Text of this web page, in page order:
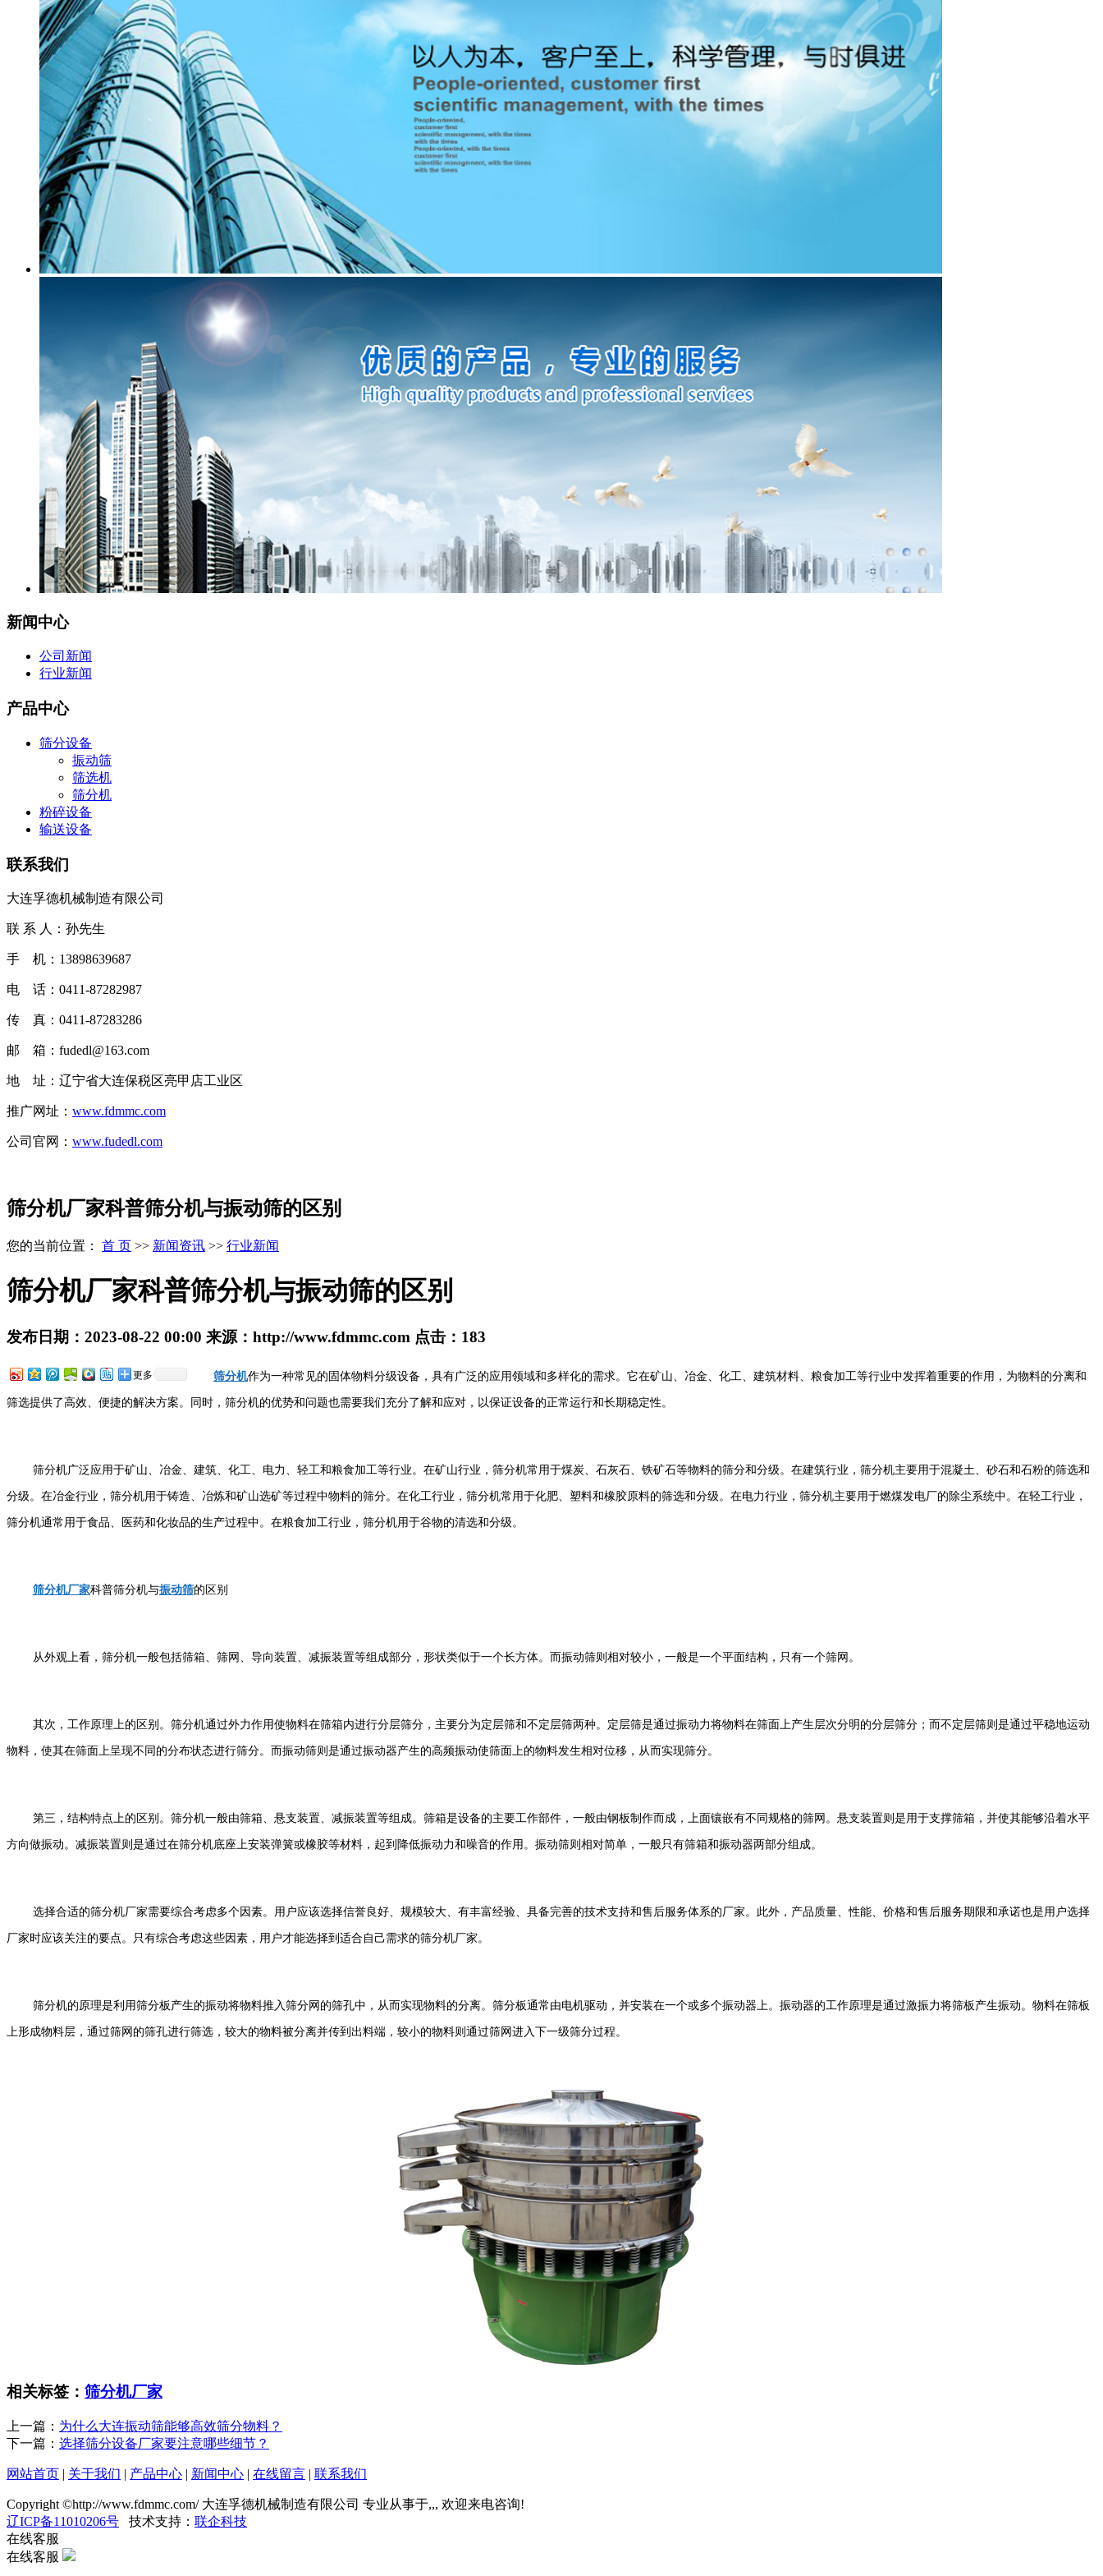
新闻中心
公司新闻
行业新闻
产品中心
筛分设备
振动筛
筛选机
筛分机
粉碎设备
输送设备
联系我们
大连孚德机械制造有限公司
联 系 人：孙先生
手 机：13898639687
电 话：0411-87282987
传 真：0411-87283286
邮 箱：fudedl@163.com
地 址：辽宁省大连保税区亮甲店工业区
推广网址： www.fdmmc.com
公司官网： www.fudedl.com
筛分机厂家科普筛分机与振动筛的区别
您的当前位置： 首 页 >> 新闻资讯 >> 行业新闻
筛分机厂家科普筛分机与振动筛的区别
发布日期： 2023-08-22 00:00 来源： http://www.fdmmc.com 点击： 183
更多 筛分机作为一种常见的固体物料分级设备，具有广泛的应用领域和多样化的需求。它在矿山、冶金、化工、建筑材料、粮食加工等行业中发挥着重要的作用，为物料的分离和
筛选提供了高效、便捷的解决方案。同时，筛分机的优势和问题也需要我们充分了解和应对，以保证设备的正常运行和长期稳定性。
筛分机广泛应用于矿山、冶金、建筑、化工、电力、轻工和粮食加工等行业。在矿山行业，筛分机常用于煤炭、石灰石、铁矿石等物料的筛分和分级。在建筑行业，筛分机主要用于混凝土、砂石和石粉的筛选和
分级。在冶金行业，筛分机用于铸造、冶炼和矿山选矿等过程中物料的筛分。在化工行业，筛分机常用于化肥、塑料和橡胶原料的筛选和分级。在电力行业，筛分机主要用于燃煤发电厂的除尘系统中。在轻工行业，
筛分机通常用于食品、医药和化妆品的生产过程中。在粮食加工行业，筛分机用于谷物的清选和分级。
筛分机厂家科普筛分机与振动筛的区别
从外观上看，筛分机一般包括筛箱、筛网、导向装置、减振装置等组成部分，形状类似于一个长方体。而振动筛则相对较小，一般是一个平面结构，只有一个筛网。
其次，工作原理上的区别。筛分机通过外力作用使物料在筛箱内进行分层筛分，主要分为定层筛和不定层筛两种。定层筛是通过振动力将物料在筛面上产生层次分明的分层筛分；而不定层筛则是通过平稳地运动
物料，使其在筛面上呈现不同的分布状态进行筛分。而振动筛则是通过振动器产生的高频振动使筛面上的物料发生相对位移，从而实现筛分。
第三，结构特点上的区别。筛分机一般由筛箱、悬支装置、减振装置等组成。筛箱是设备的主要工作部件，一般由钢板制作而成，上面镶嵌有不同规格的筛网。悬支装置则是用于支撑筛箱，并使其能够沿着水平
方向做振动。减振装置则是通过在筛分机底座上安装弹簧或橡胶等材料，起到降低振动力和噪音的作用。振动筛则相对简单，一般只有筛箱和振动器两部分组成。
选择合适的筛分机厂家需要综合考虑多个因素。用户应该选择信誉良好、规模较大、有丰富经验、具备完善的技术支持和售后服务体系的厂家。此外，产品质量、性能、价格和售后服务期限和承诺也是用户选择
厂家时应该关注的要点。只有综合考虑这些因素，用户才能选择到适合自己需求的筛分机厂家。
筛分机的原理是利用筛分板产生的振动将物料推入筛分网的筛孔中，从而实现物料的分离。筛分板通常由电机驱动，并安装在一个或多个振动器上。振动器的工作原理是通过激振力将筛板产生振动。物料在筛板
上形成物料层，通过筛网的筛孔进行筛选，较大的物料被分离并传到出料端，较小的物料则通过筛网进入下一级筛分过程。
相关标签： 筛分机厂家
上一篇： 为什么大连振动筛能够高效筛分物料？
下一篇： 选择筛分设备厂家要注意哪些细节？
网站首页 | 关于我们 | 产品中心 | 新闻中心 | 在线留言 | 联系我们
Copyright ©http://www.fdmmc.com/ 大连孚德机械制造有限公司 专业从事于,,, 欢迎来电咨询!
辽ICP备11010206号 技术支持： 联企科技
在线客服
在线客服